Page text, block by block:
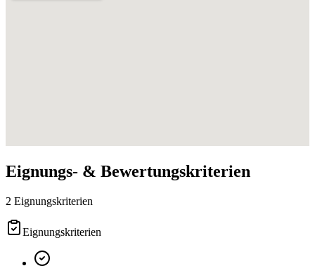
Eignungs- & Bewertungskriterien
2 Eignungskriterien
Eignungskriterien